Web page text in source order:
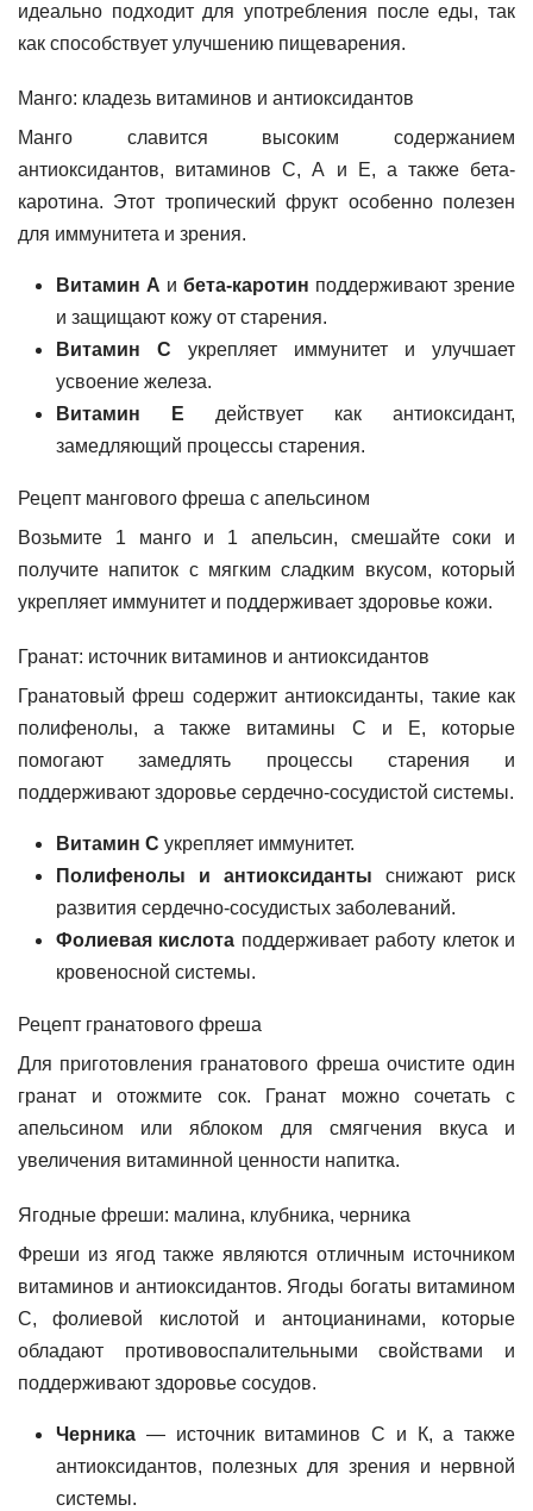
идеально подходит для употребления после еды, так
как способствует улучшению пищеварения.
Манго: кладезь витаминов и антиоксидантов
Манго славится высоким содержанием
антиоксидантов, витаминов С, А и Е, а также бета-
каротина. Этот тропический фрукт особенно полезен
для иммунитета и зрения.
Витамин А и бета-каротин поддерживают зрение
и защищают кожу от старения.
Витамин С укрепляет иммунитет и улучшает
усвоение железа.
Витамин Е действует как антиоксидант,
замедляющий процессы старения.
Рецепт мангового фреша с апельсином
Возьмите 1 манго и 1 апельсин, смешайте соки и
получите напиток с мягким сладким вкусом, который
укрепляет иммунитет и поддерживает здоровье кожи.
Гранат: источник витаминов и антиоксидантов
Гранатовый фреш содержит антиоксиданты, такие как
полифенолы, а также витамины С и Е, которые
помогают замедлять процессы старения и
поддерживают здоровье сердечно-сосудистой системы.
Витамин С укрепляет иммунитет.
Полифенолы и антиоксиданты снижают риск
развития сердечно-сосудистых заболеваний.
Фолиевая кислота поддерживает работу клеток и
кровеносной системы.
Рецепт гранатового фреша
Для приготовления гранатового фреша очистите один
гранат и отожмите сок. Гранат можно сочетать с
апельсином или яблоком для смягчения вкуса и
увеличения витаминной ценности напитка.
Ягодные фреши: малина, клубника, черника
Фреши из ягод также являются отличным источником
витаминов и антиоксидантов. Ягоды богаты витамином
С, фолиевой кислотой и антоцианинами, которые
обладают противовоспалительными свойствами и
поддерживают здоровье сосудов.
Черника — источник витаминов С и К, а также
антиоксидантов, полезных для зрения и нервной
системы.